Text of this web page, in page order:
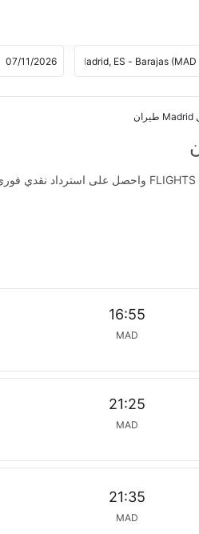
16:55
MAD
21:25
MAD
21:35
MAD